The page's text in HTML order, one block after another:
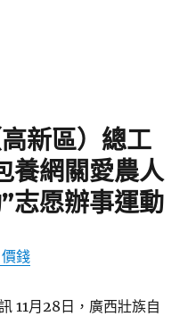
新區）總工
養網關愛農人
志愿辦事運動
錢
11月28日，廣西壯族自